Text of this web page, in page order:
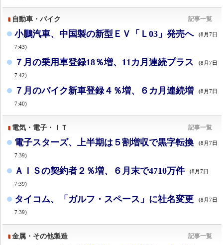
自動車・バイク 記事一覧
小鵬汽車、中国製の新型ＥＶ「Ｌ03」発売へ (8月7日
7:43)
７月の乗用車登録18％増、11カ月連続プラス (8月7日
7:42)
７月のバイク新車登録４％増、６カ月連続増 (8月7日
7:40)
電気・電子・ＩＴ 記事一覧
電子スターズ、上半期は５割増収で黒字転換 (8月7日
7:39)
ＡＩＳの契約者２％増、６月末で4710万件 (8月7日
7:39)
タイコム、「ガルフ・スペース」に社名変更 (8月7日
7:39)
金属・その他製造 記事一覧